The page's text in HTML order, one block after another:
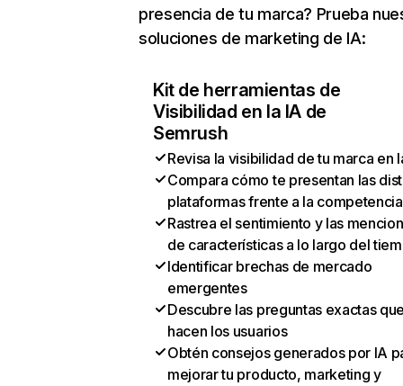
presencia de tu marca? Prueba
soluciones de marketing de IA:
Kit de herramientas de
Visibilidad en la IA de
Semrush
Revisa la visibilidad de tu marca en
Compara cómo te presentan las
plataformas frente a la competencia
Rastrea el sentimiento y las
de características a lo largo del
Identificar brechas de mercado
emergentes
Descubre las preguntas exactas
hacen los usuarios
Obtén consejos generados por IA
mejorar tu producto, marketing y